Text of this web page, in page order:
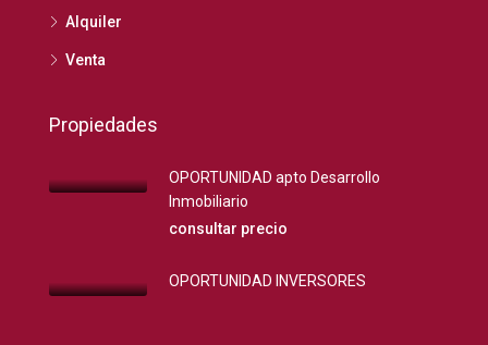
Alquiler
Venta
Propiedades
OPORTUNIDAD apto Desarrollo
Inmobiliario
consultar precio
OPORTUNIDAD INVERSORES